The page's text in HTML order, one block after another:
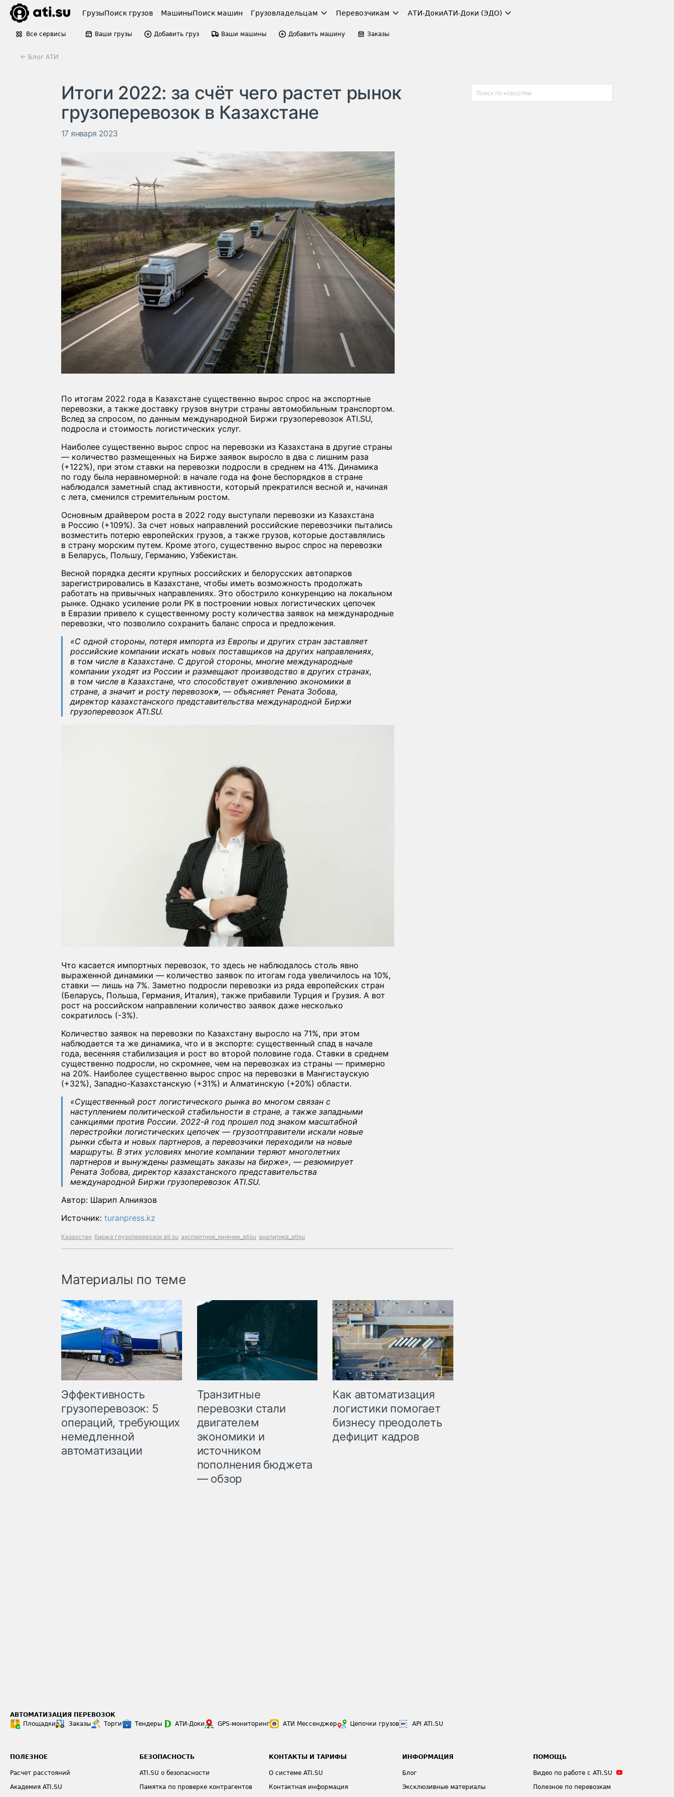
ГрузыПоиск грузов МашиныПоиск машин Грузовладельцам Перевозчикам АТИ-ДокиАТИ-Доки (ЭДО)
Все сервисы Ваши грузы Добавить груз Ваши машины Добавить машину Заказы
← Блог АТИ
​Итоги 2022: за счёт чего растет рынок
грузоперевозок в Казахстане
17 января 2023
По итогам 2022 года в Казахстане существенно вырос спрос на экспортные
перевозки, а также доставку грузов внутри страны автомобильным транспортом.
Вслед за спросом, по данным международной Биржи грузоперевозок ATI.SU,
подросла и стоимость логистических услуг.
Наиболее существенно вырос спрос на перевозки из Казахстана в другие страны
— количество размещенных на Бирже заявок выросло в два с лишним раза
(+122%), при этом ставки на перевозки подросли в среднем на 41%. Динамика
по году была неравномерной: в начале года на фоне беспорядков в стране
наблюдался заметный спад активности, который прекратился весной и, начиная
с лета, сменился стремительным ростом.
Основным драйвером роста в 2022 году выступали перевозки из Казахстана
в Россию (+109%). За счет новых направлений российские перевозчики пытались
возместить потерю европейских грузов, а также грузов, которые доставлялись
в страну морским путем. Кроме этого, существенно вырос спрос на перевозки
в Беларусь, Польшу, Германию, Узбекистан.
Весной порядка десяти крупных российских и белорусских автопарков
зарегистрировались в Казахстане, чтобы иметь возможность продолжать
работать на привычных направлениях. Это обострило конкуренцию на локальном
рынке. Однако усиление роли РК в построении новых логистических цепочек
в Евразии привело к существенному росту количества заявок на международные
перевозки, что позволило сохранить баланс спроса и предложения.
«С одной стороны, потеря импорта из Европы и других стран заставляет
российские компании искать новых поставщиков на других направлениях,
в том числе в Казахстане. С другой стороны, многие международные
компании уходят из России и размещают производство в других странах,
в том числе в Казахстане, что способствует оживлению экономики в
стране, а значит и росту перевозок», — объясняет Рената Зобова,
директор казахстанского представительства международной Биржи
грузоперевозок ATI.SU.
Что касается импортных перевозок, то здесь не наблюдалось столь явно
выраженной динамики — количество заявок по итогам года увеличилось на 10%,
ставки — лишь на 7%. Заметно подросли перевозки из ряда европейских стран
(Беларусь, Польша, Германия, Италия), также прибавили Турция и Грузия. А вот
рост на российском направлении количество заявок даже несколько
сократилось (-3%).
Количество заявок на перевозки по Казахстану выросло на 71%, при этом
наблюдается та же динамика, что и в экспорте: существенный спад в начале
года, весенняя стабилизация и рост во второй половине года. Ставки в среднем
существенно подросли, но скромнее, чем на перевозках из страны — примерно
на 20%. Наиболее существенно вырос спрос на перевозки в Мангистаускую
(+32%), Западно-Казахстанскую (+31%) и Алматинскую (+20%) области.
«Существенный рост логистического рынка во многом связан с
наступлением политической стабильности в стране, а также западными
санкциями против России. 2022-й год прошел под знаком масштабной
перестройки логистических цепочек — грузоотправители искали новые
рынки сбыта и новых партнеров, а перевозчики переходили на новые
маршруты. В этих условиях многие компании теряют многолетних
партнеров и вынуждены размещать заказы на бирже», — резюмирует
Рената Зобова, директор казахстанского представительства
международной Биржи грузоперевозок ATI.SU.
Автор: Шарип Алниязов
Источник: turanpress.kz
Казахстан биржа грузоперевозок ati.su экспертное_мнение_atisu аналитика_atisu
Материалы по теме
Эффективность
грузоперевозок: 5
операций, требующих
немедленной
автоматизации
Транзитные
перевозки стали
двигателем
экономики и
источником
пополнения бюджета
— обзор
Как автоматизация
логистики помогает
бизнесу преодолеть
дефицит кадров
АВТОМАТИЗАЦИЯ ПЕРЕВОЗОК
Площадки
Заказы Торги Тендеры АТИ-Доки GPS-мониторинг АТИ Мессенджер Цепочки грузов API ATI.SU
ПОЛЕЗНОЕ
Расчет расстояний
Академия ATI.SU
БЕЗОПАСНОСТЬ
ATI.SU о безопасности
Памятка по проверке контрагентов
КОНТАКТЫ И ТАРИФЫ
О системе ATI.SU
Контактная информация
ИНФОРМАЦИЯ
Блог
Эксклюзивные материалы
ПОМОЩЬ
Видео по работе с ATI.SU
Полезное по перевозкам